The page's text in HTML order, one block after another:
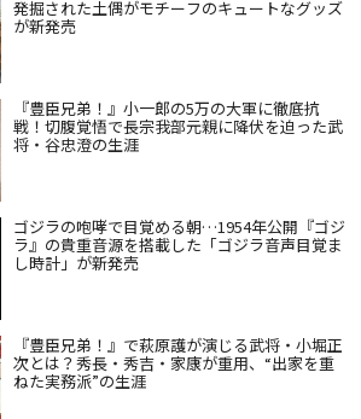
発掘された土偶がモチーフのキュートなグッズ
が新発売
『豊臣兄弟！』小一郎の5万の大軍に徹底抗
戦！切腹覚悟で長宗我部元親に降伏を迫った武
将・谷忠澄の生涯
ゴジラの咆哮で目覚める朝…1954年公開『ゴジ
ラ』の貴重音源を搭載した「ゴジラ音声目覚ま
し時計」が新発売
『豊臣兄弟！』で萩原護が演じる武将・小堀正
次とは？秀長・秀吉・家康が重用、“出家を重
ねた実務派”の生涯